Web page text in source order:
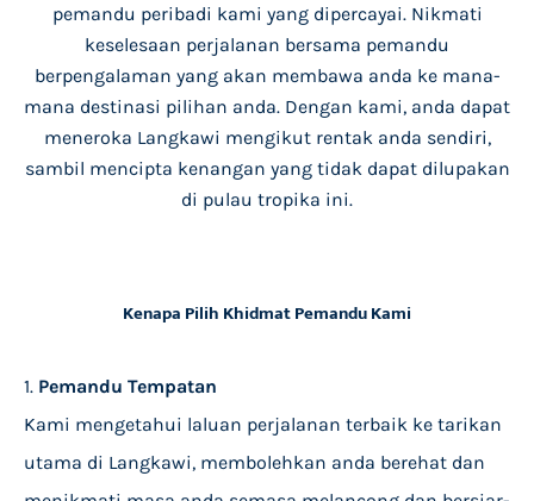
pemandu peribadi kami yang dipercayai. Nikmati
keselesaan perjalanan bersama pemandu
berpengalaman yang akan membawa anda ke mana-
mana destinasi pilihan anda. Dengan kami, anda dapat
meneroka Langkawi mengikut rentak anda sendiri,
sambil mencipta kenangan yang tidak dapat dilupakan
di pulau tropika ini.
Kenapa Pilih Khidmat Pemandu Kami
1. Pemandu Tempatan
Kami mengetahui laluan perjalanan terbaik ke tarikan
utama di Langkawi, membolehkan anda berehat dan